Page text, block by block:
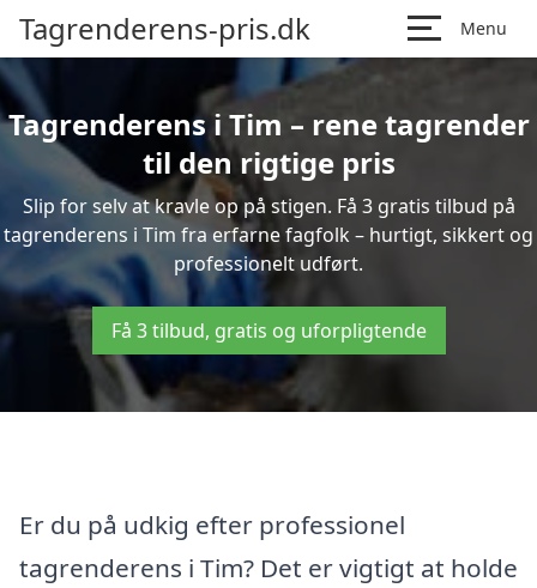
Tagrenderens-pris.dk Menu
Tagrenderens i Tim – rene tagrender
til den rigtige pris
Slip for selv at kravle op på stigen. Få 3 gratis tilbud på
tagrenderens i Tim fra erfarne fagfolk – hurtigt, sikkert og
professionelt udført.
Få 3 tilbud, gratis og uforpligtende
Er du på udkig efter professionel
tagrenderens i Tim? Det er vigtigt at holde